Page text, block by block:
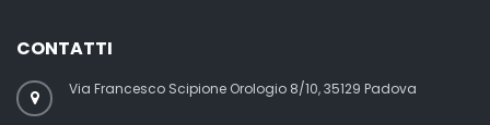
CONTATTI
Via Francesco Scipione Orologio 8/10, 35129 Padova